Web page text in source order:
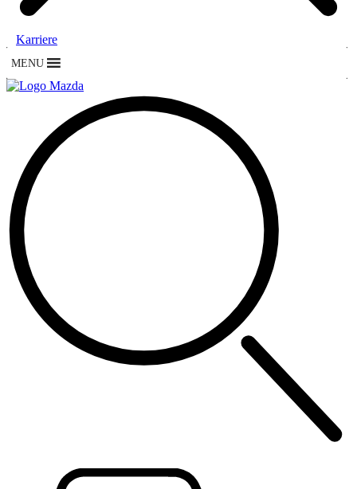
Karriere
MENU